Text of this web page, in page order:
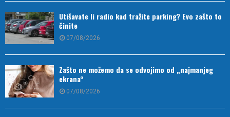
Utišavate li radio kad tražite parking? Evo zašto to
činite
07/08/2026
Zašto ne možemo da se odvojimo od „najmanjeg
ekrana“
07/08/2026